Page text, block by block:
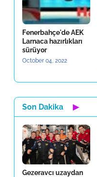
Fenerbahçe'de AEK
Larnaca hazırlıkları
sürüyor
October 04, 2022
Son Dakika ▶
Gezeravcı uzaydan